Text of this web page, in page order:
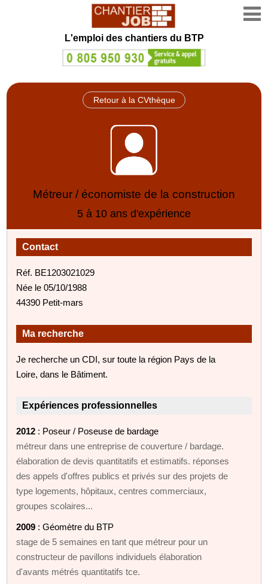
L'emploi des chantiers du BTP
Retour à la CVthèque
Métreur / économiste de la construction
5 à 10 ans d'expérience
Contact
Réf. BE1203021029
Née le 05/10/1988
44390 Petit-mars
Ma recherche
Je recherche un CDI, sur toute la région Pays de la
Loire, dans le Bâtiment.
Expériences professionnelles
2012 : Poseur / Poseuse de bardage
métreur dans une entreprise de couverture / bardage.
élaboration de devis quantitatifs et estimatifs. réponses
des appels d'offres publics et privés sur des projets de
type logements, hôpitaux, centres commerciaux,
groupes scolaires...
2009 : Géomètre du BTP
stage de 5 semaines en tant que métreur pour un
constructeur de pavillons individuels élaboration
d'avants métrés quantitatifs tce.